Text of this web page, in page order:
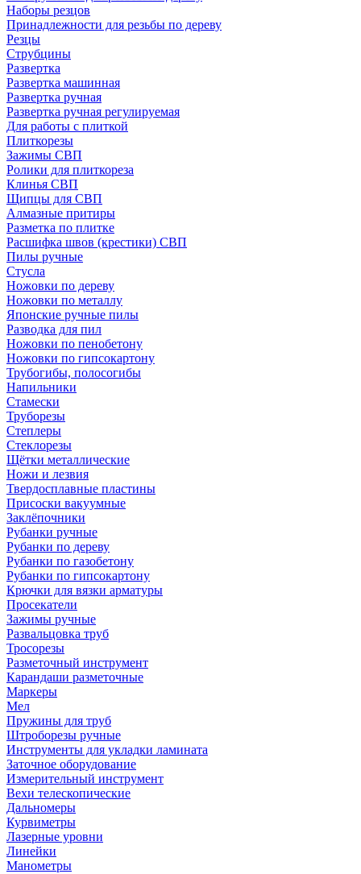
Наборы резцов
Принадлежности для резьбы по дереву
Резцы
Струбцины
Развертка
Развертка машинная
Развертка ручная
Развертка ручная регулируемая
Для работы с плиткой
Плиткорезы
Зажимы СВП
Ролики для плиткореза
Клинья СВП
Щипцы для СВП
Алмазные притиры
Разметка по плитке
Расшифка швов (крестики) СВП
Пилы ручные
Стусла
Ножовки по дереву
Ножовки по металлу
Японские ручные пилы
Разводка для пил
Ножовки по пенобетону
Ножовки по гипсокартону
Трубогибы, полосогибы
Напильники
Стамески
Труборезы
Степлеры
Стеклорезы
Щётки металлические
Ножи и лезвия
Твердосплавные пластины
Присоски вакуумные
Заклёпочники
Рубанки ручные
Рубанки по дереву
Рубанки по газобетону
Рубанки по гипсокартону
Крючки для вязки арматуры
Просекатели
Зажимы ручные
Развальцовка труб
Тросорезы
Разметочный инструмент
Карандаши разметочные
Маркеры
Мел
Пружины для труб
Штроборезы ручные
Инструменты для укладки ламината
Заточное оборудование
Измерительный инструмент
Вехи телескопические
Дальномеры
Курвиметры
Лазерные уровни
Линейки
Манометры